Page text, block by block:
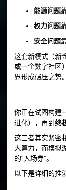
能源问题
权力问题
安全问题
这套新模式（新
或一个数字社区
界形成碾压之势。
你正在试图构建
进化），再到 终
这三者其实紧密
大算力，而模拟
的“入场券”。
以下是详细的推